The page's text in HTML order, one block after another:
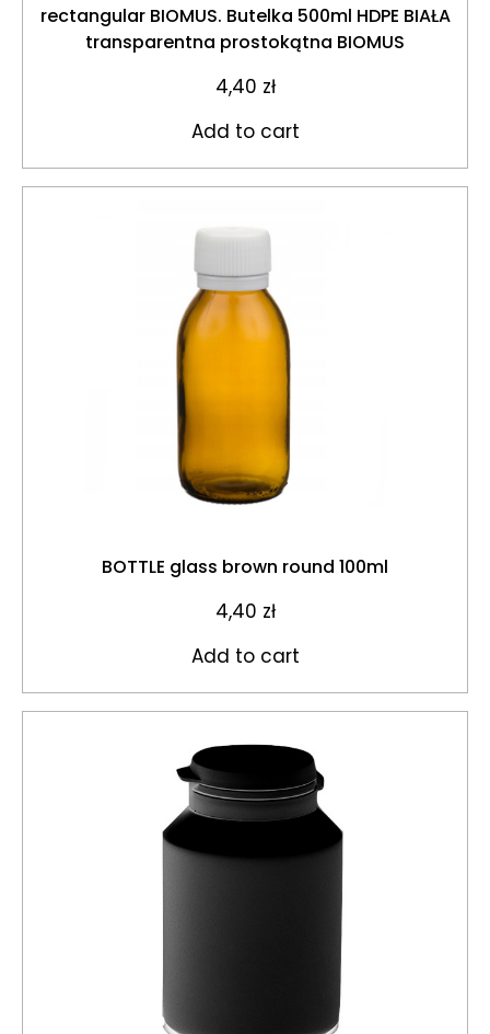
rectangular BIOMUS. Butelka 500ml HDPE BIAŁA
transparentna prostokątna BIOMUS
4,40 zł
Add to cart
BOTTLE glass brown round 100ml
4,40 zł
Add to cart